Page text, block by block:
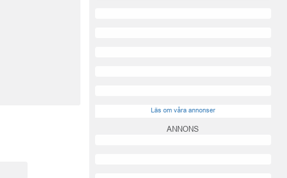
Läs om våra annonser
ANNONS